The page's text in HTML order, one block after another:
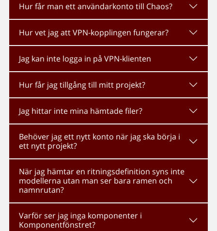
Hur får man ett användarkonto till Chaos?
Hur vet jag att VPN-kopplingen fungerar?
Jag kan inte logga in på VPN-klienten
Hur får jag tillgång till mitt projekt?
Jag hittar inte mina hämtade filer?
Behöver jag ett nytt konto när jag ska börja i
ett nytt projekt?
När jag hämtar en ritningsdefinition syns inte
modellerna utan man ser bara ramen och
namnrutan?
Varför ser jag inga komponenter i
Komponentfönstret?